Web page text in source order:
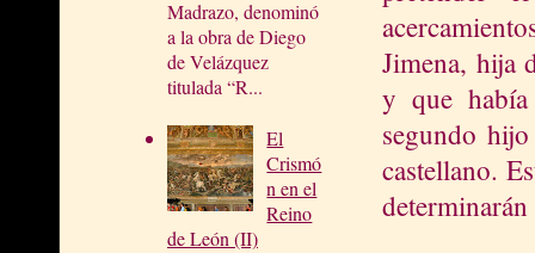
Madrazo, denominó
a la obra de Diego
de Velázquez
titulada “R...
El
Crismó
n en el
Reino
de León (II)
Jimena, hija
y que
segundo
castellano.